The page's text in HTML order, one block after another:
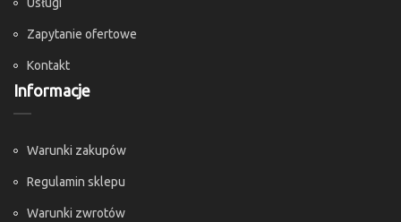
Zapytanie ofertowe
Kontakt
Informacje
Warunki zakupów
Regulamin sklepu
Warunki zwrotów